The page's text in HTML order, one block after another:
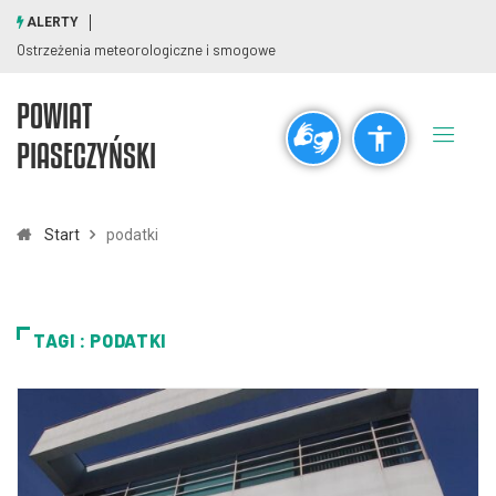
visibility_off title
Pomniejsz
Czcionki
remove_circle_outline
ALERTY
Ostrzeżenia meteorologiczne i smogowe
POWIAT
PIASECZYŃSKI
Start podatki
TAGI : PODATKI